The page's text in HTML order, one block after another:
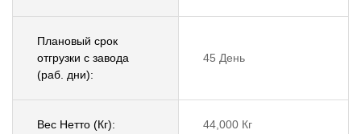
Плановый срок
отгрузки с завода
(раб. дни):
45 День
Вес Нетто (Кг): 44,000 Кг